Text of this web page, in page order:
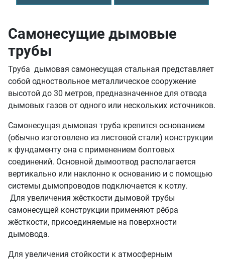
Самонесущие дымовые
трубы
Труба дымовая самонесущая стальная представляет
собой одноствольное металлическое сооружение
высотой до 30 метров, предназначенное для отвода
дымовых газов от одного или нескольких источников.
Самонесущая дымовая труба крепится основанием
(обычно изготовлено из листовой стали) конструкции
к фундаменту она с применением болтовых
соединений. Основной дымоотвод располагается
вертикально или наклонно к основанию и с помощью
системы дымопроводов подключается к котлу.
Для увеличения жёсткости дымовой трубы
самонесущей конструкции применяют рёбра
жёсткости, присоединяемые на поверхности
дымовода.
Для увеличения стойкости к атмосферным